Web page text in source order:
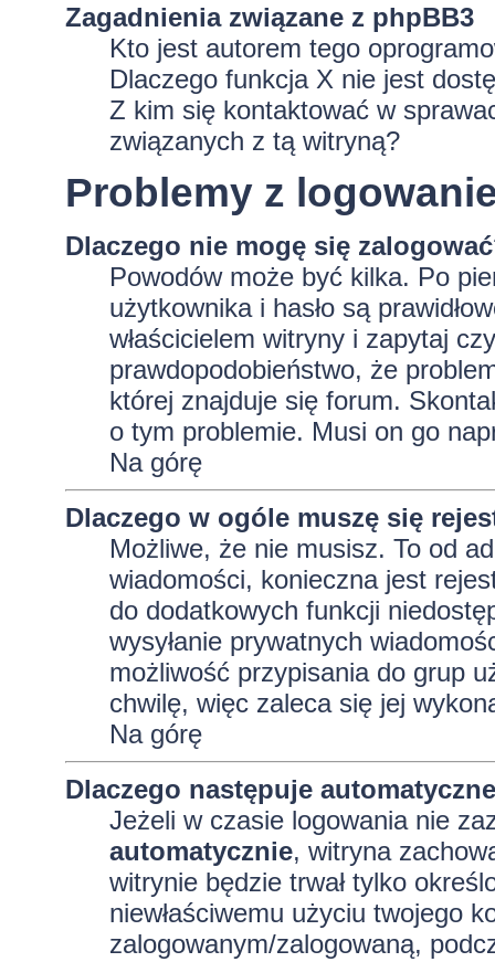
Zagadnienia związane z phpBB3
Kto jest autorem tego
Dlaczego funkcja X nie jest
Z kim się kontaktować w
związanych z tą witryną?
Problemy z
Dlaczego nie mogę się
Powodów może być kilka. Po
użytkownika i hasło są
właścicielem witryny i zapytaj
prawdopodobieństwo, że
której znajduje się forum.
o tym problemie. Musi on go
Na górę
Dlaczego w ogóle muszę się
Możliwe, że nie musisz. To od
wiadomości, konieczna jest
do dodatkowych funkcji
wysyłanie prywatnych
możliwość przypisania do grup
chwilę, więc zaleca się jej
Na górę
Dlaczego następuje
Jeżeli w czasie logowania nie
automatycznie, witryna
witrynie będzie trwał tylko
niewłaściwemu użyciu twojego
zalogowanym/zalogowaną,